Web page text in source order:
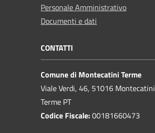
Personale Amministrativo
Documenti e dati
CONTATTI
Comune di Montecatini Terme
Viale Verdi, 46, 51016 Montecatini
Terme PT
Codice Fiscale:00181660473